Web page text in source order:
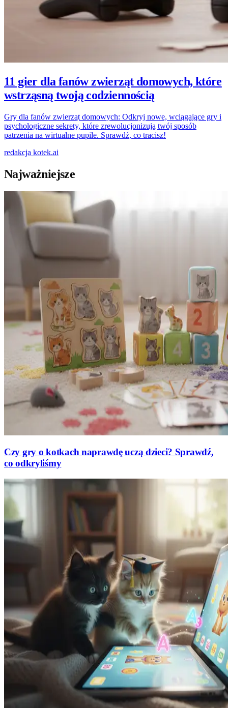
11 gier dla fanów zwierząt domowych, które
wstrząsną twoją codziennością
Gry dla fanów zwierząt domowych: Odkryj nowe, wciągające gry i
psychologiczne sekrety, które zrewolucjonizują twój sposób
patrzenia na wirtualne pupile. Sprawdź, co tracisz!
redakcja kotek.ai
Najważniejsze
Czy gry o kotkach naprawdę uczą dzieci? Sprawdź,
co odkryliśmy